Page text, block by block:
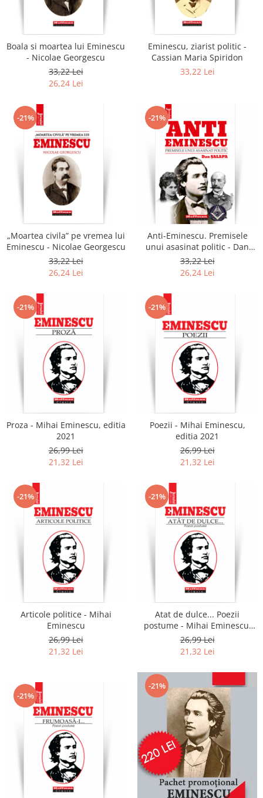
Literatura
Contemporana
Moderna
Universala
Universala
Non-fictiune
Calatorii
Memorii
Publicistica / Reportaje / Interviuri
Stiinte umaniste
Sociologie si filozofie
Boala si moartea lui Eminescu
- Nicolae Georgescu
33,22 Lei
26,24 Lei
Eminescu, ziarist politic -
Cassian Maria Spiridon
33,22 Lei
-21%
„Moartea civila” pe vremea lui
Eminescu - Nicolae Georgescu
33,22 Lei
26,24 Lei
-21%
Anti-Eminescu. Premisele
unui asasinat politic - Dan
Salapa
33,22 Lei
26,24 Lei
-21%
Proza - Mihai Eminescu, editia
2021
26,99 Lei
21,32 Lei
-21%
Poezii - Mihai Eminescu,
editia 2021
26,99 Lei
21,32 Lei
-21%
Articole politice - Mihai
Eminescu
26,99 Lei
21,32 Lei
-21%
Atat de dulce... Poezii
postume - Mihai Eminescu,
editia 2021
26,99 Lei
21,32 Lei
-21%
-21%